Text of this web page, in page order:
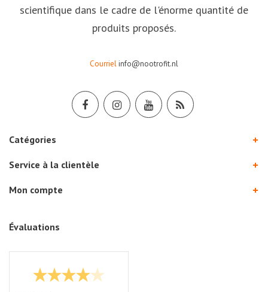
scientifique dans le cadre de l'énorme quantité de
produits proposés.
Courrielinfo@nootrofit.nl
Catégories
Service à la clientèle
Mon compte
Évaluations